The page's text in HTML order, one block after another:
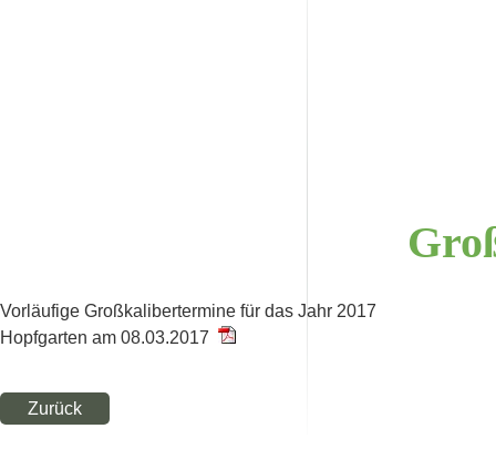
Vorläufige Großkalibertermine für das Jahr 2017
Hopfgarten am 08.03.2017
Zurück